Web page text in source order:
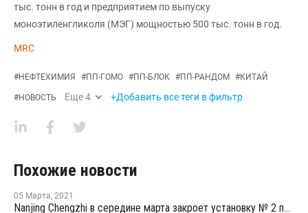
тыс. тонн в год и предприятием по выпуску
моноэтиленгликоля (МЭГ) мощностью 500 тыс. тонн в год.
MRC
#НЕФТЕХИМИЯ #ПП-ГОМО #ПП-БЛОК #ПП-РАНДОМ #КИТАЙ
#НОВОСТЬ Еще4 +Добавить все теги в фильтр
Похожие новости
05 Марта, 2021
Nanjing Chengzhi в середине марта закроет установку № 2 по выпуску олефинов в Нанкине